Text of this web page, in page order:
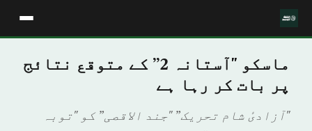
ماسکو "آستانہ 2” کے متوقع نتائج
پر بات کر رہا ہے
"آزادیٔ شام تحریک” "جند الاقصی” کو "توبہ